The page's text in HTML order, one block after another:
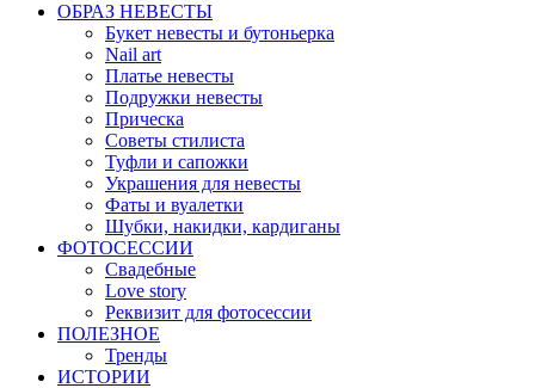
ОБРАЗ НЕВЕСТЫ
Букет невесты и бутоньерка
Nail art
Платье невесты
Подружки невесты
Прическа
Советы стилиста
Туфли и сапожки
Украшения для невесты
Фаты и вуалетки
Шубки, накидки, кардиганы
ФОТОСЕССИИ
Свадебные
Love story
Реквизит для фотосессии
ПОЛЕЗНОЕ
Тренды
ИСТОРИИ